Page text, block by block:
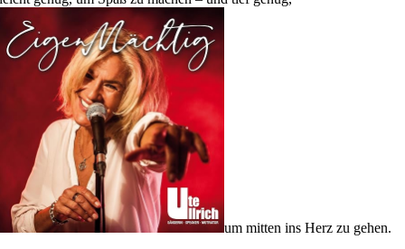
um mitten ins Herz zu gehen.